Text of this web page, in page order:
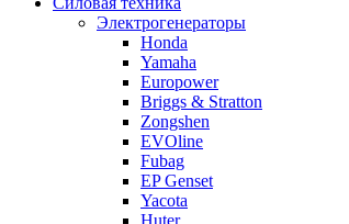
Электрогенераторы
Honda
Yamaha
Europower
Briggs & Stratton
Zongshen
EVOline
Fubag
EP Genset
Yacota
Huter